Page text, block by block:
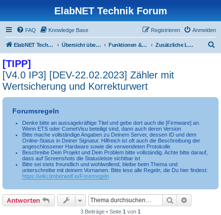
ElabNET Technik Forum
FAQ Knowledge Base Anmelden
Registrieren
ElabNET Technik Forum Übersicht über forum.timberwolf.io Funktionen & Leistungsmerkmale Zusätzliche Logikbausteine
[TIPP]
[V4.0 IP3] [DEV-22.02.2023] Zähler mit
Wertsicherung und Korrekturwert
Forumsregeln
Denke bitte an aussagekräftige Titel und gebe dort auch die [Firmware] an.
Wenn ETS oder CometVisu beteiligt sind, dann auch deren Version
Bitte mache vollständige Angaben zu Deinem Server, dessen ID und dem
Online-Status in Deiner Signatur. Hilfreich ist oft auch die Beschreibung der
angeschlossener Hardware sowie die verwendeten Protokolle
Beschreibe Dein Projekt und Dein Problem bitte vollständig. Achte bitte darauf,
dass auf Screenshots die Statusleiste sichtbar ist
Bitte sei stets freundlich und wohlwollend, bleibe beim Thema und
unterschreibe mit deinem Vornamen. Bitte lese alle Regeln, die Du hier findest:
https://wiki.timberwolf.io/Forenregeln
Antworten Suche
3 Beiträge • Seite 1 von 1